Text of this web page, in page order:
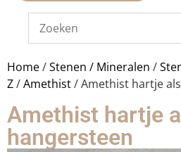
Home/Stenen / Mineralen /
Z/Amethist/ Amethist hartje
Amethist hartje
hangersteen